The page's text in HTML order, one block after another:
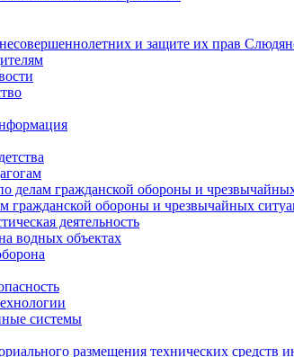
и защите их прав
делам гражданской обороны и
гражданской обороны и чрезвычайных
деятельность
водных объектах
системы
размещения технических